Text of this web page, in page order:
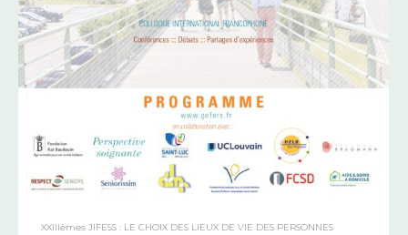
XXIIIèmes JIFESS : LE CHOIX DES LIEUX DE VIE DES PERSONNES